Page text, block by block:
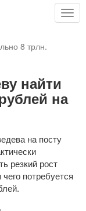
8 трлн.
найти
на
на посту
резкий рост
потребуется